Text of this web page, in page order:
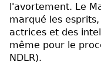
l'avortement. Le
marqué les
actrices et des
même pour le
NDLR).